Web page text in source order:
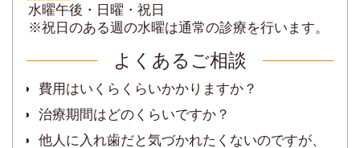
水曜午後・日曜・祝日
※祝日のある週の水曜は通常の診療を行います。
よくあるご相談
費用はいくらくらいかかりますか？
治療期間はどのくらいですか？
他人に入れ歯だと気づかれたくないのですが、